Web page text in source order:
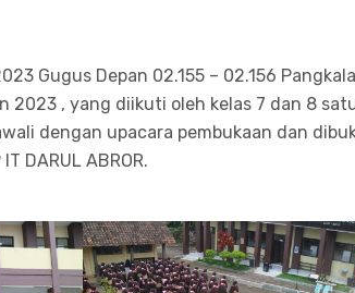
Gugus Depan 02.155 – 02.156
2023 , yang diikuti oleh kelas 7 dan 8
dengan upacara pembukaan dan
DARUL ABROR.